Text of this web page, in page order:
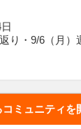
り・9/6（月）
ミュニティを